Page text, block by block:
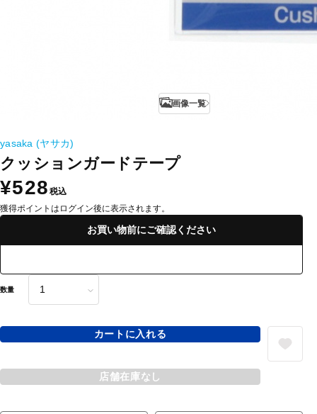
画像一覧
yasaka (ヤサカ)
クッションガードテープ
¥528 税込
獲得ポイントはログイン後に表示されます。
お買い物前にご確認ください
数量
カートに入れる
店舗在庫なし